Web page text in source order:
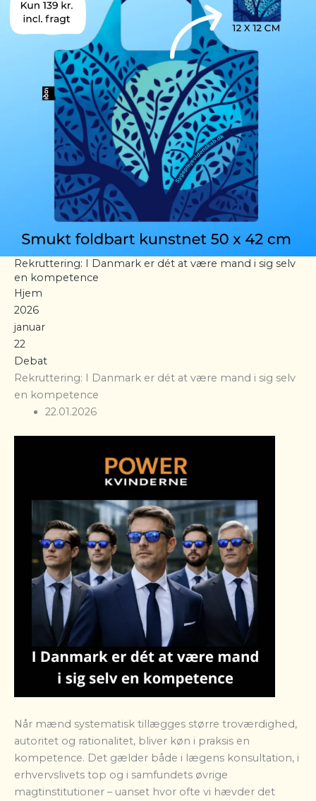
Rekruttering: I Danmark er dét at være mand i sig selv
en kompetence
Hjem
2026
januar
22
Debat
Rekruttering: I Danmark er dét at være mand i sig selv
en kompetence
22.01.2026
Når mænd systematisk tillægges større troværdighed,
autoritet og rationalitet, bliver køn i praksis en
kompetence. Det gælder både i lægens konsultation, i
erhvervslivets top og i samfundets øvrige
magtinstitutioner – uanset hvor ofte vi hævder det